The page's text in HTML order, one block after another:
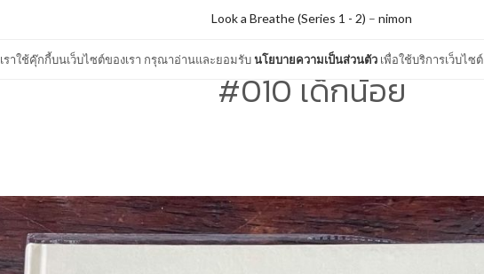
เราใช้คุ๊กกี้บนเว็บไซต์ของเรา กรุณาอ่านและยอมรับนโยบายความเป็นส่วนตัว เพื่อใช้บริการเว็บไซต์
Look a Breathe (Series 1 - 2) – nimon
#010 เด็กน้อย